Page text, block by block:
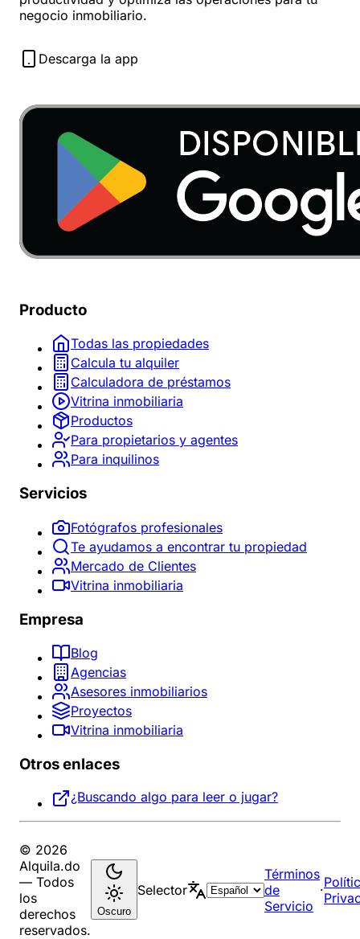
negocio inmobiliario.
Descarga la app
Producto
Todas las propiedades
Calcula tu alquiler
Calculadora de préstamos
Vitrina inmobiliaria
Productos
Para propietarios y agentes
Para inquilinos
Servicios
Fotógrafos profesionales
Te ayudamos a encontrar tu propiedad
Mercado de Clientes
Vitrina inmobiliaria
Empresa
Blog
Agencias
Asesores inmobiliarios
Proyectos
Vitrina inmobiliaria
Otros enlaces
¿Buscando algo para leer o jugar?
© 2026
Alquila.do
— Todos
los
derechos
reservados.
Oscuro
Selector
Términos
de
Servicio
·